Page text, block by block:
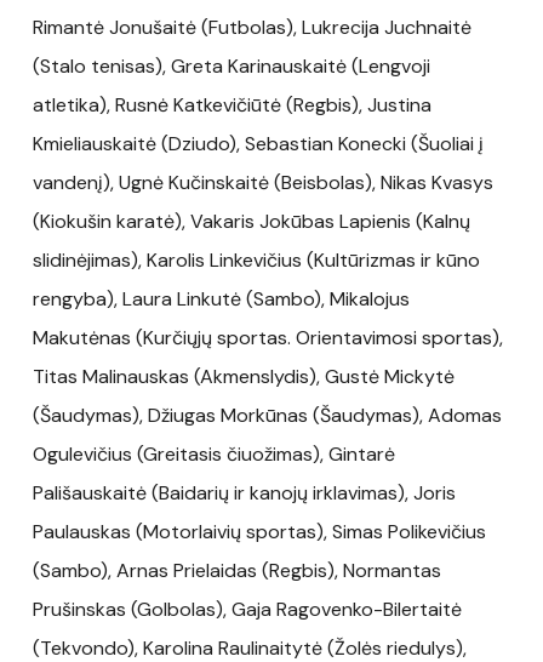
Rimantė Jonušaitė (Futbolas), Lukrecija Juchnaitė
(Stalo tenisas), Greta Karinauskaitė (Lengvoji
atletika), Rusnė Katkevičiūtė (Regbis), Justina
Kmieliauskaitė (Dziudo), Sebastian Konecki (Šuoliai į
vandenį), Ugnė Kučinskaitė (Beisbolas), Nikas Kvasys
(Kiokušin karatė), Vakaris Jokūbas Lapienis (Kalnų
slidinėjimas), Karolis Linkevičius (Kultūrizmas ir kūno
rengyba), Laura Linkutė (Sambo), Mikalojus
Makutėnas (Kurčiųjų sportas. Orientavimosi sportas),
Titas Malinauskas (Akmenslydis), Gustė Mickytė
(Šaudymas), Džiugas Morkūnas (Šaudymas), Adomas
Ogulevičius (Greitasis čiuožimas), Gintarė
Pališauskaitė (Baidarių ir kanojų irklavimas), Joris
Paulauskas (Motorlaivių sportas), Simas Polikevičius
(Sambo), Arnas Prielaidas (Regbis), Normantas
Prušinskas (Golbolas), Gaja Ragovenko-Bilertaitė
(Tekvondo), Karolina Raulinaitytė (Žolės riedulys),